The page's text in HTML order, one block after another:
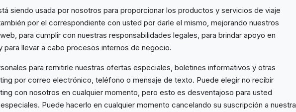
siendo usada por nosotros para proporcionar los productos y servicios de viaje
por el correspondiente con usted por darle el mismo, mejorando nuestros
para cumplir con nuestras responsabilidades legales, para brindar apoyo en
para llevar a cabo procesos internos de negocio.
para remitirle nuestras ofertas especiales, boletines informativos y otras
por correo electrónico, teléfono o mensaje de texto. Puede elegir no recibir
con nosotros en cualquier momento, pero esto es desventajoso para usted
Puede hacerlo en cualquier momento cancelando su suscripción a nuestra